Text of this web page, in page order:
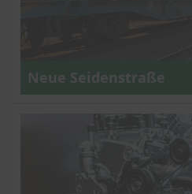
Neue Seidenstraße